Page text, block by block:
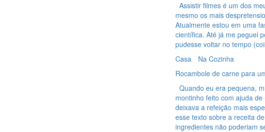
Assistir filmes é um dos
mesmo os mais
Atualmente estou em uma
científica. Até já me peguei
pudesse voltar no tempo
Casa
Na Cozinha
Rocambole de carne para
Quando eu era pequena,
montinho feito com ajuda
deixava a refeição mais
esse texto sobre a receita
ingredientes não poderiam